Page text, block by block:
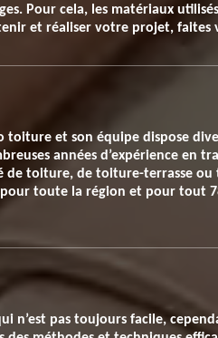
Pour cela, les matériaux
et réaliser votre projet, faites
et son équipe dispose
années d’expérience en
de toiture, de toiture-terrasse
toute la région et pour tout
n’est pas toujours facile,